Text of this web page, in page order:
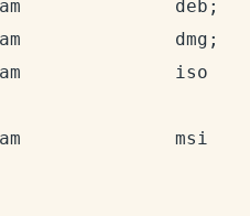
deb;
dmg;
iso
msi